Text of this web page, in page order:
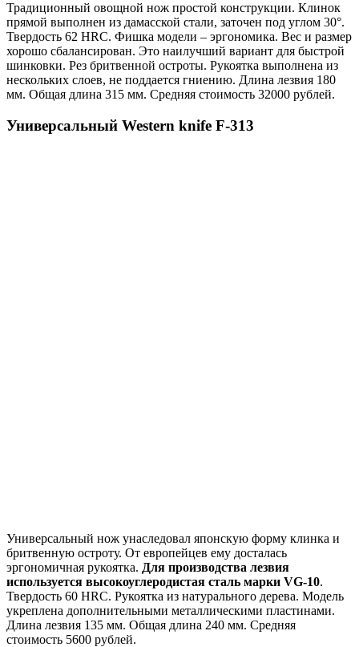
Традиционный овощной нож простой конструкции. Клинок
прямой выполнен из дамасской стали, заточен под углом 30°.
Твердость 62 HRC. Фишка модели – эргономика. Вес и размер
хорошо сбалансирован. Это наилучший вариант для быстрой
шинковки. Рез бритвенной остроты. Рукоятка выполнена из
нескольких слоев, не поддается гниению. Длина лезвия 180
мм. Общая длина 315 мм. Средняя стоимость 32000 рублей.
Универсальный Western knife F-313
Универсальный нож унаследовал японскую форму клинка и
бритвенную остроту. От европейцев ему досталась
эргономичная рукоятка. Для производства лезвия
используется высокоуглеродистая сталь марки VG-10.
Твердость 60 HRC. Рукоятка из натурального дерева. Модель
укреплена дополнительными металлическими пластинами.
Длина лезвия 135 мм. Общая длина 240 мм. Средняя
стоимость 5600 рублей.